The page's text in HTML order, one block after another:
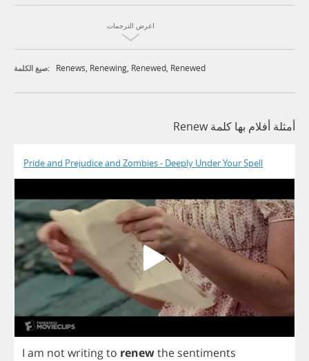
اعرض الترجمات
صيغ الكلمة: Renews, Renewing, Renewed, Renewed
أمثلة أفلام بها كلمة Renew
Pride and Prejudice and Zombies - Deeply Under Your Spell
I am notwritingto renewthe sentiments